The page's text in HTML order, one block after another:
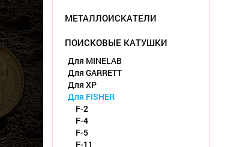
МЕТАЛЛОИСКАТЕЛИ
ПОИСКОВЫЕ КАТУШКИ
Для MINELAB
Для GARRETT
Для XP
Для FISHER
F-2
F-4
F-5
F-11